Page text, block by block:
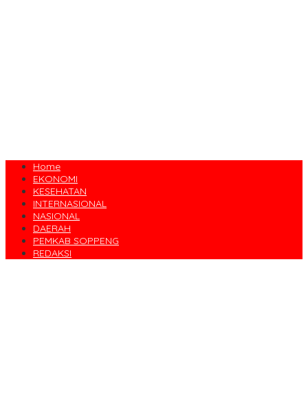
Home
EKONOMI
KESEHATAN
INTERNASIONAL
NASIONAL
DAERAH
PEMKAB SOPPENG
REDAKSI